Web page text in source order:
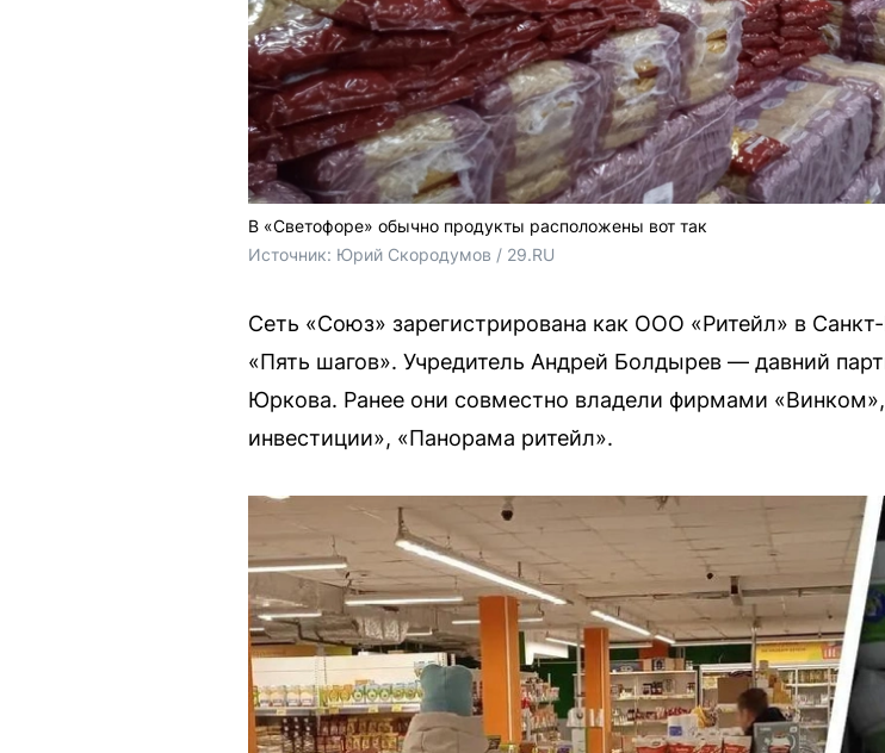
В «Светофоре» обычно продукты расположены вот так
Источник: Юрий Скородумов / 29.RU
Сеть «Союз» зарегистрирована как ООО «Ритейл» в
«Пять шагов». Учредитель Андрей Болдырев — давний
Юркова. Ранее они совместно владели фирмами
инвестиции», «Панорама ритейл».